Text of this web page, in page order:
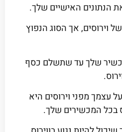
את הנתונים האישיים שלך.
וירוסים, אך הסוג הנפוץ
שלך עד שתשלם כסף
עצמך מפני וירוסים היא
בכל המכשירים שלך.